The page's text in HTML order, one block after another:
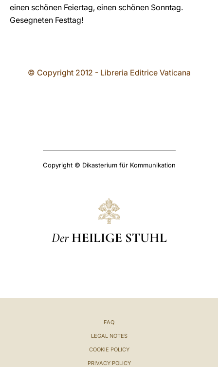
einen schönen Feiertag, einen schönen Sonntag.
Gesegneten Festtag!
© Copyright 2012 - Libreria Editrice Vaticana
Copyright © Dikasterium für Kommunikation
Der HEILIGE STUHL
FAQ
LEGAL NOTES
COOKIE POLICY
PRIVACY POLICY